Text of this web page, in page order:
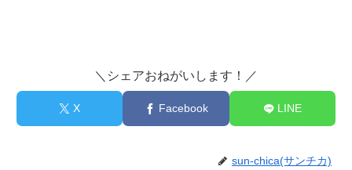
＼シェアおねがいします！／
X Facebook LINE
sun-chica(サンチカ)